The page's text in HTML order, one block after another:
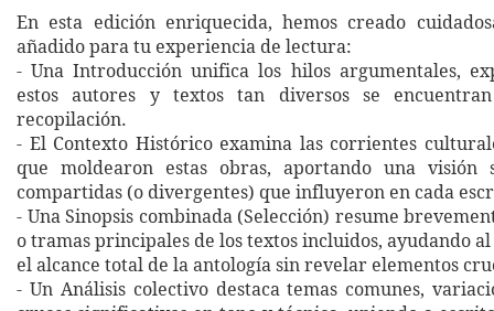
En esta edición enriquecida, hemos creado
añadido para tu experiencia de lectura:
- Una Introducción unifica los hilos argumentales,
estos autores y textos tan diversos se
recopilación.
- El Contexto Histórico examina las corrientes
que moldearon estas obras, aportando una visión
compartidas (o divergentes) que influyeron en cada
- Una Sinopsis combinada (Selección) resume
o tramas principales de los textos incluidos, ayudando
el alcance total de la antología sin revelar elementos
- Un Análisis colectivo destaca temas comunes,